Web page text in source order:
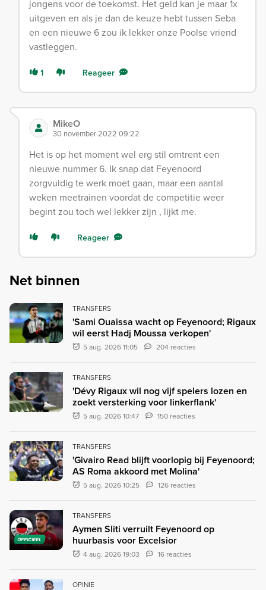
jongens voor de toekomst. Het geld kan je maar 1x
uitgeven en als je dan de keuze hebt tussen Seba
en een nieuwe 6 zou ik lekker onze Poolse vriend
vastleggen.
1 Reageer
MikeO
30 november 2022 09:22
Het is op het moment wel erg stil omtrent een
nieuwe nummer 6. Ik snap dat Feyenoord
zorgvuldig te werk moet gaan, maar een aantal
weken meetrainen voordat de competitie weer
begint zou toch wel lekker zijn , lijkt me.
Reageer
Net binnen
TRANSFERS
'Sami Ouaissa wacht op Feyenoord; Rigaux
wil eerst Hadj Moussa verkopen'
5 aug. 2026 11:05 204 reacties
TRANSFERS
'Dévy Rigaux wil nog vijf spelers lozen en
zoekt versterking voor linkerflank'
5 aug. 2026 10:47 150 reacties
TRANSFERS
'Givairo Read blijft voorlopig bij Feyenoord;
AS Roma akkoord met Molina'
5 aug. 2026 10:25 126 reacties
OFFICIEEL
TRANSFERS
Aymen Sliti verruilt Feyenoord op
huurbasis voor Excelsior
4 aug. 2026 19:03 16 reacties
OPINIE